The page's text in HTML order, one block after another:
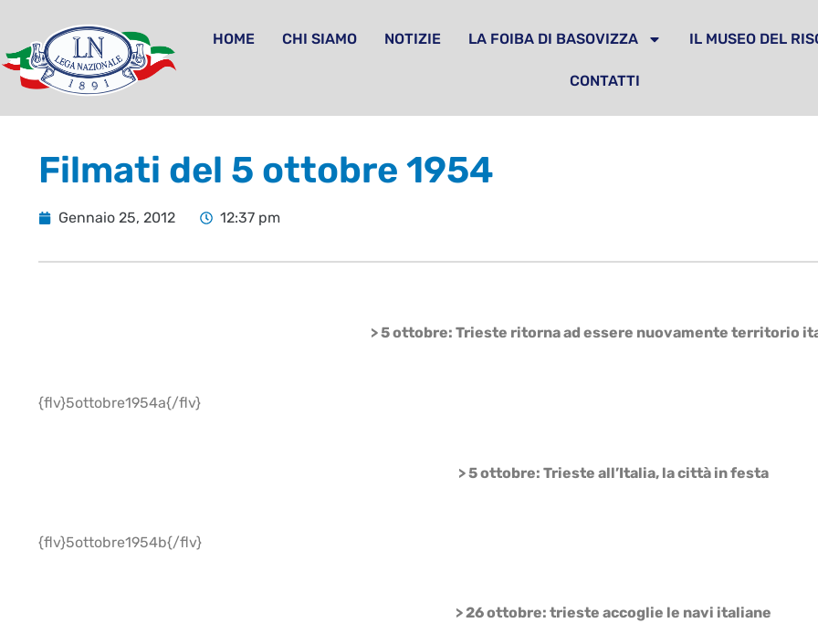
HOME CHI SIAMO NOTIZIE LA FOIBA DI BASOVIZZA IL MUSEO DEL
CONTATTI
Filmati del 5 ottobre 1954
Gennaio 25, 2012 12:37 pm
> 5 ottobre: Trieste ritorna ad essere nuovamente territorio
{flv}5ottobre1954a{/flv}
> 5 ottobre: Trieste all’Italia, la città in festa
{flv}5ottobre1954b{/flv}
> 26 ottobre: trieste accoglie le navi italiane